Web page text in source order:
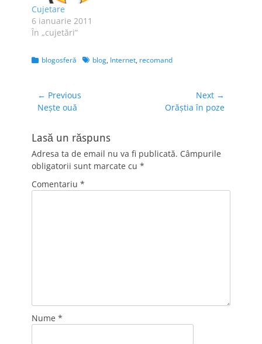
Cujetare
6 ianuarie 2011
În „cujetări”
Categories
blogosferă Tagsblog, Internet, recomand
Navigare
în
← Previous
Previous
Neşte ouă
Next →
Orăştia în poze
Lasă un răspuns
Adresa ta de email nu va fi publicată. Câmpurile
obligatorii sunt marcate cu *
Comentariu *
Nume *